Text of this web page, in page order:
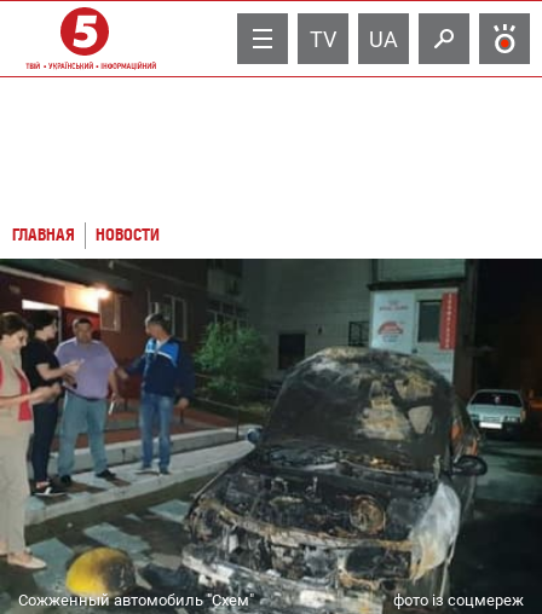
TV UA
ГЛАВНАЯ НОВОСТИ
Сожженный автомобиль "Схем" фото із соцмереж